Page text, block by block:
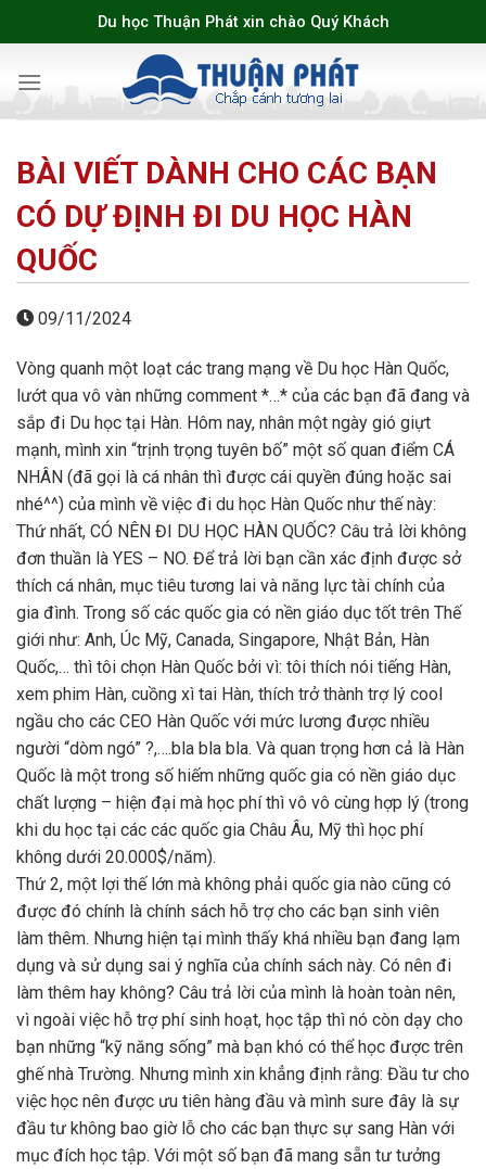
to
Du học Thuận Phát xin chào Quý Khách
BÀI VIẾT DÀNH CHO CÁC BẠN
CÓ DỰ ĐỊNH ĐI DU HỌC HÀN
QUỐC
09/11/2024
Vòng quanh một loạt các trang mạng về Du học Hàn Quốc,
lướt qua vô vàn những comment *…* của các bạn đã đang và
sắp đi Du học tại Hàn. Hôm nay, nhân một ngày gió giựt
mạnh, mình xin “trịnh trọng tuyên bố” một số quan điểm CÁ
NHÂN (đã gọi là cá nhân thì được cái quyền đúng hoặc sai
nhé^^) của mình về việc đi du học Hàn Quốc như thế này:
Thứ nhất, CÓ NÊN ĐI DU HỌC HÀN QUỐC? Câu trả lời không
đơn thuần là YES – NO. Để trả lời bạn cần xác định được sở
thích cá nhân, mục tiêu tương lai và năng lực tài chính của
gia đình. Trong số các quốc gia có nền giáo dục tốt trên Thế
giới như: Anh, Úc Mỹ, Canada, Singapore, Nhật Bản, Hàn
Quốc,… thì tôi chọn Hàn Quốc bởi vì: tôi thích nói tiếng Hàn,
xem phim Hàn, cuồng xì tai Hàn, thích trở thành trợ lý cool
ngầu cho các CEO Hàn Quốc với mức lương được nhiều
người “dòm ngó” ?,….bla bla bla. Và quan trọng hơn cả là Hàn
Quốc là một trong số hiếm những quốc gia có nền giáo dục
chất lượng – hiện đại mà học phí thì vô vô cùng hợp lý (trong
khi du học tại các các quốc gia Châu Âu, Mỹ thì học phí
không dưới 20.000$/năm).
Thứ 2, một lợi thế lớn mà không phải quốc gia nào cũng có
được đó chính là chính sách hỗ trợ cho các bạn sinh viên
làm thêm. Nhưng hiện tại mình thấy khá nhiều bạn đang lạm
dụng và sử dụng sai ý nghĩa của chính sách này. Có nên đi
làm thêm hay không? Câu trả lời của mình là hoàn toàn nên,
vì ngoài việc hỗ trợ phí sinh hoạt, học tập thì nó còn dạy cho
bạn những “kỹ năng sống” mà bạn khó có thể học được trên
ghế nhà Trường. Nhưng mình xin khẳng định rằng: Đầu tư cho
việc học nên được ưu tiên hàng đầu và mình sure đây là sự
đầu tư không bao giờ lỗ cho các bạn thực sự sang Hàn với
mục đích học tập. Với một số bạn đã mang sẵn tư tưởng